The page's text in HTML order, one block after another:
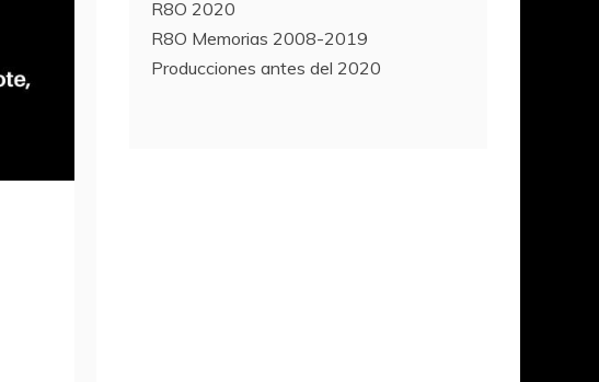
R8O 2020
R8O Memorias 2008-2019
Producciones antes del 2020